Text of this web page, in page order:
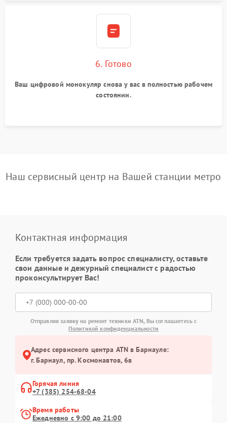
6. Готово
Ваш цифровой монокуляр снова у вас в полностью рабочем
состоянии.
Наш сервисный центр на Вашей станции метро
Контактная информация
Если требуется задать вопрос специалисту, оставьте
свои данные и дежурный специалист с радостью
проконсультирует Вас!
Отправляя заявку на ремонт техники ATN, Вы соглашаетесь с
Политикой конфиденциальности
Адрес сервисного центра ATN в Барнауле:
г. Барнаул, ​пр. Космонавтов, 6в
Горячая линия
+7 (385) 254-68-04
Время работы
Ежедневно с 9:00 до 21:00